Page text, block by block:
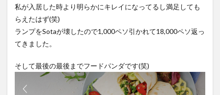
私が入居した時より明らかにキレイになってるし満足しても
らえたはず(笑)
ランプをSotaが壊したので1,000ペソ引かれて18,000ペソ返っ
てきました。
そして最後の最後までフードパンダです(笑)